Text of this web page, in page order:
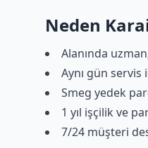
Neden
Alanında
Aynı gün servis
Smeg yedek
1 yıl işçilik ve
7/24 müşteri